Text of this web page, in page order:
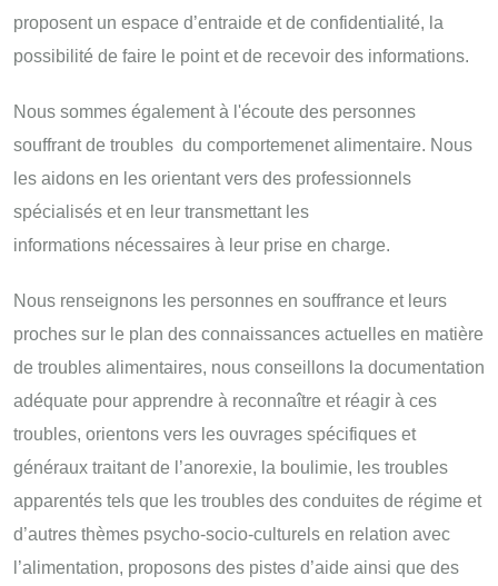
proposent un espace d’entraide et de confidentialité, la
possibilité de faire le point et de recevoir des informations.
Nous sommes également à l'écoute des personnes
souffrant de troubles du comportemenet alimentaire. Nous
les aidons en les orientant vers des professionnels
spécialisés et en leur transmettant les
informations nécessaires à leur prise en charge.
Nous renseignons les personnes en souffrance et leurs
proches sur le plan des connaissances actuelles en matière
de troubles alimentaires, nous conseillons la documentation
adéquate pour apprendre à reconnaître et réagir à ces
troubles, orientons vers les ouvrages spécifiques et
généraux traitant de l’anorexie, la boulimie, les troubles
apparentés tels que les troubles des conduites de régime et
d’autres thèmes psycho-socio-culturels en relation avec
l’alimentation, proposons des pistes d’aide ainsi que des